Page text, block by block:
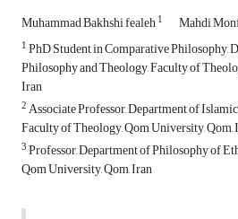
Muhammad Bakhshi fealeh1 Mahdi
1PhD Student in Comparative Philosophy,
Philosophy and Theology, Faculty of
Iran
2Associate Professor, Department of
Faculty of Theology, Qom University, Qom,
3Professor, Department of Philosophy of
Qom University, Qom, Iran